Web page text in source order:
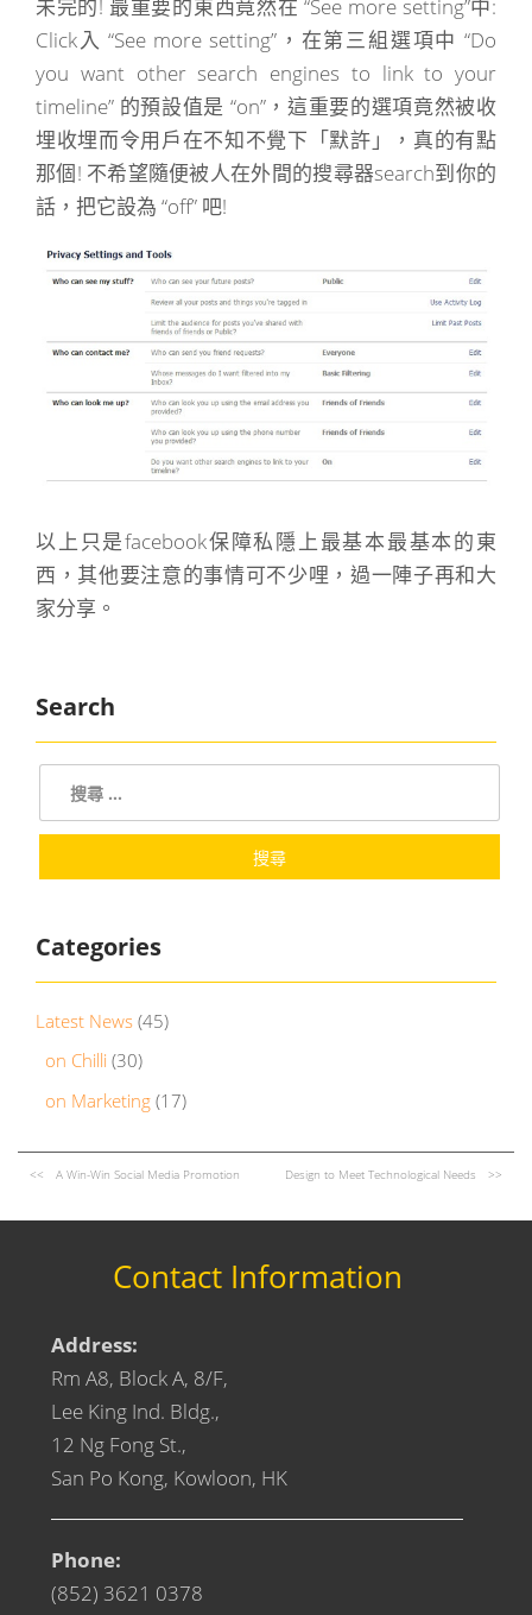
未完的! 最重要的東西竟然在 “See more setting”中:
Click入 “See more setting”，在第三組選項中 “Do
you want other search engines to link to your
timeline” 的預設值是 “on”，這重要的選項竟然被收
埋收埋而令用戶在不知不覺下「默許」，真的有點
那個! 不希望隨便被人在外間的搜尋器search到你的
話，把它設為 “off” 吧!
以上只是facebook保障私隱上最基本最基本的東
西，其他要注意的事情可不少哩，過一陣子再和大
家分享。
Search
Categories
Latest News (45)
on Chilli (30)
on Marketing (17)
A Win-Win Social Media Promotion Design to Meet Technological Needs
Contact Information
Address:
Rm A8, Block A, 8/F,
Lee King Ind. Bldg.,
12 Ng Fong St.,
San Po Kong, Kowloon, HK
Phone:
(852) 3621 0378